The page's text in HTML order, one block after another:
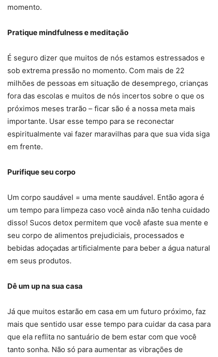
momento.
Pratique mindfulness e meditação
É seguro dizer que muitos de nós estamos estressados e
sob extrema pressão no momento. Com mais de 22
milhões de pessoas em situação de desemprego, crianças
fora das escolas e muitos de nós incertos sobre o que os
próximos meses trarão – ficar são é a nossa meta mais
importante. Usar esse tempo para se reconectar
espiritualmente vai fazer maravilhas para que sua vida siga
em frente.
Purifique seu corpo
Um corpo saudável = uma mente saudável. Então agora é
um tempo para limpeza caso você ainda não tenha cuidado
disso! Sucos detox permitem que você afaste sua mente e
seu corpo de alimentos prejudiciais, processados e
bebidas adoçadas artificialmente para beber a água natural
em seus produtos.
Dê um up na sua casa
Já que muitos estarão em casa em um futuro próximo, faz
mais que sentido usar esse tempo para cuidar da casa para
que ela reflita no santuário de bem estar com que você
tanto sonha. Não só para aumentar as vibrações de